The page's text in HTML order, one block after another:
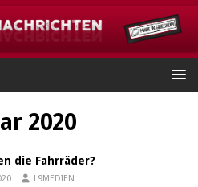
2020
die Fahrräder?
L9MEDIEN